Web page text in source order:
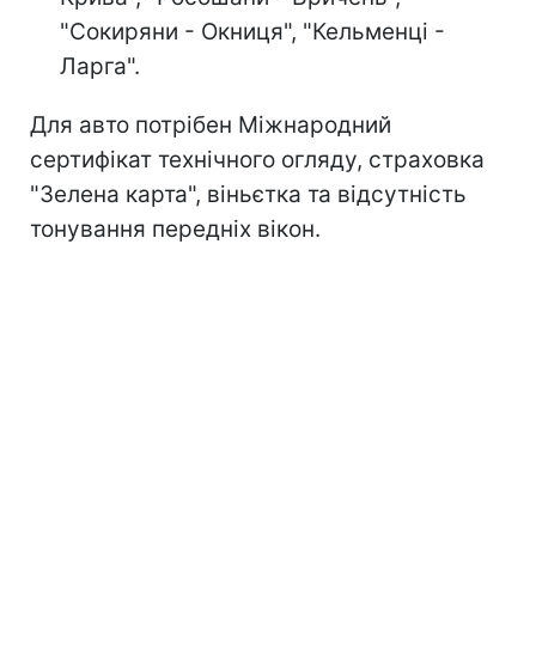
"Сокиряни - Окниця", "Кельменці -
Ларга".
Для авто потрібен Міжнародний
сертифікат технічного огляду, страховка
"Зелена карта", віньєтка та відсутність
тонування передніх вікон.